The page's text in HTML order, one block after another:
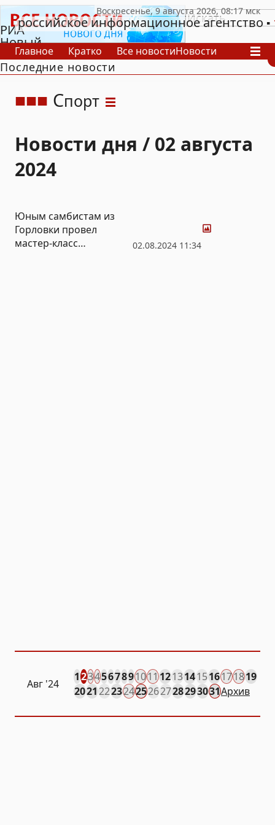
РИА
Новый
День
российское информационное агентство
Главное Кратко Все новостиНовости
В России
В мире
Последние новости
Спорт
Новости дня / 02 августа
2024
02.08.2024 11:34
Юным самбистам из
Горловки провел
мастер-класс
Авг '24
12345678910111213141516171819
202122232425262728293031Архив